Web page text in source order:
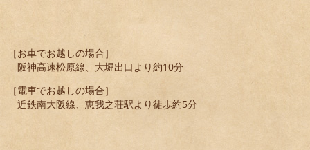
［お車でお越しの場合］
阪神高速松原線、大堀出口より約10分
［電車でお越しの場合］
近鉄南大阪線、恵我之荘駅より徒歩約5分